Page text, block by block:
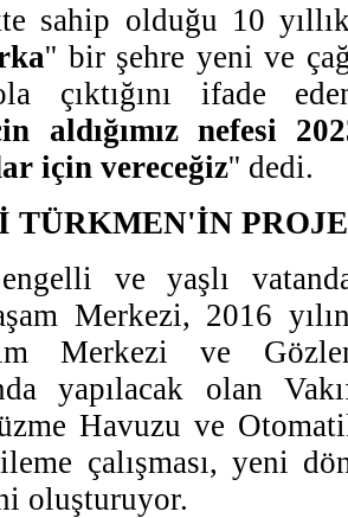
sahip olduğu 10
'' bir şehre yeni ve
çıktığını ifade
aldığımız nefesi
için vereceğiz'' dedi.
TÜRKMEN'İN
ve yaşlı
Merkezi, 2016
Merkezi ve
yapılacak olan
Havuzu ve
çalışması, yeni
oluşturuyor.